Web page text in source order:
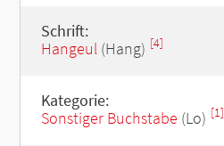
Schrift:
Hangeul(Hang) [4]
Kategorie:
Sonstiger Buchstabe (Lo) [1]